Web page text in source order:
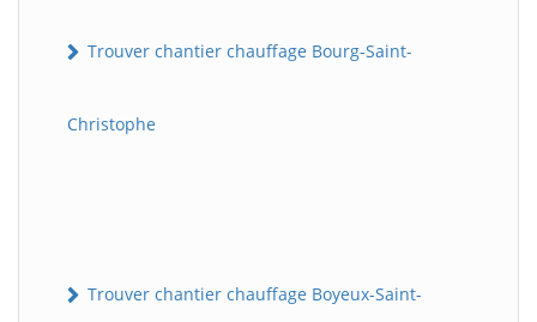
Trouver chantier chauffage Bourg-Saint-
Christophe
Trouver chantier chauffage Boyeux-Saint-